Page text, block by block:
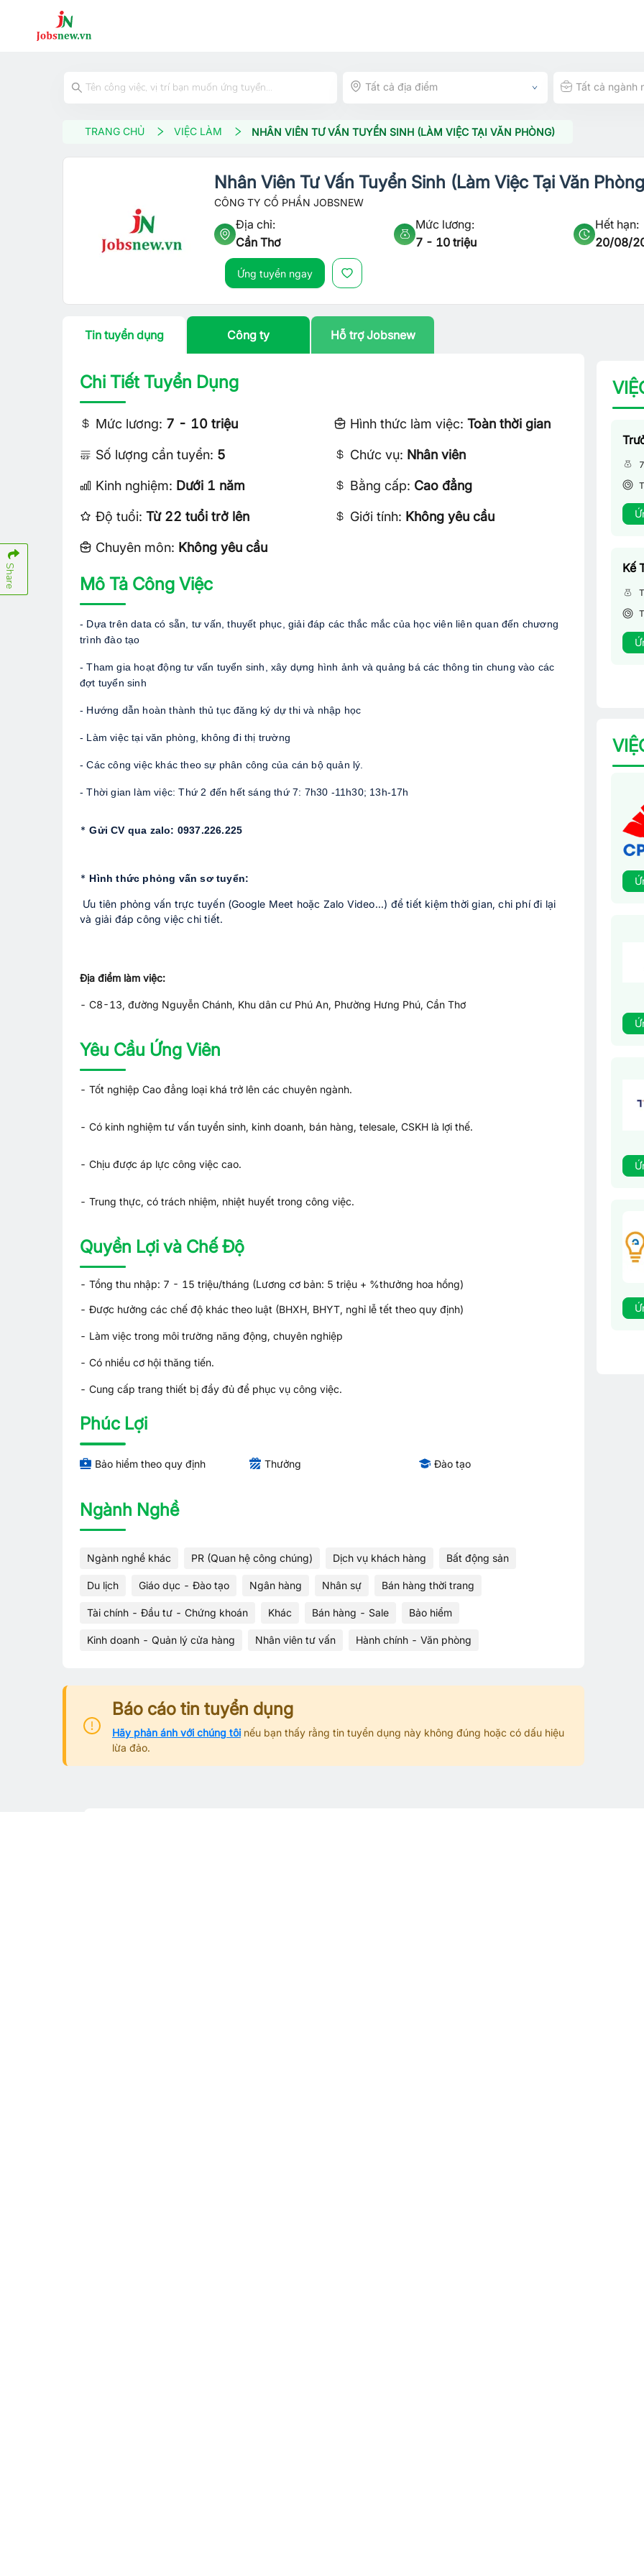
Tất cả địa điểm Tất cả ngành
TRANG CHỦ VIỆC LÀM NHÂN VIÊN TƯ VẤN TUYỂN SINH (LÀM VIỆC TẠI VĂN PHÒNG)
Nhân Viên Tư Vấn Tuyển Sinh (Làm Việc Tại Văn
CÔNG TY CỔ PHẦN JOBSNEW
Địa chỉ:
Cần Thơ
Mức lương:
7 - 10 triệu
Hết hạn:
20/08/
Ứng tuyển ngay
Tin tuyển dụng Công ty Hỗ trợ Jobsnew
Chi Tiết Tuyển Dụng
Mức lương: 7 - 10 triệu Hình thức làm việc:Toàn thời gian
Số lượng cần tuyển: 5 Chức vụ: Nhân viên
Kinh nghiệm: Dưới 1 năm Bằng cấp: Cao đẳng
Độ tuổi: Từ 22 tuổi trở lên Giới tính: Không yêu cầu
Chuyên môn: Không yêu cầu
Mô Tả Công Việc
- Dựa trên data có sẵn, tư vấn, thuyết phục, giải đáp các thắc mắc của học viên liên quan đến chương
trình đào tạo
- Tham gia hoạt động tư vấn tuyển sinh, xây dựng hình ảnh và quảng bá các thông tin chung vào các
đợt tuyển sinh
- Hướng dẫn hoàn thành thủ tục đăng ký dự thi và nhập học
- Làm việc tại văn phòng, không đi thị trường
- Các công việc khác theo sự phân công của cán bộ quản lý.
- Thời gian làm việc: Thứ 2 đến hết sáng thứ 7: 7h30 -11h30; 13h-17h
* Gửi CV qua zalo: 0937.226.225
* Hình thức phỏng vấn sơ tuyển:
và giải đáp công việc chi tiết.
Địa điểm làm việc:
- C8-13, đường Nguyễn Chánh, Khu dân cư Phú An, Phường Hưng Phú, Cần Thơ
Yêu Cầu Ứng Viên
- Tốt nghiệp Cao đẳng loại khá trở lên các chuyên ngành.
- Có kinh nghiệm tư vấn tuyển sinh, kinh doanh, bán hàng, telesale, CSKH là lợi thế.
- Chịu được áp lực công việc cao.
- Trung thực, có trách nhiệm, nhiệt huyết trong công việc.
Quyền Lợi và Chế Độ
- Tổng thu nhập: 7 - 15 triệu/tháng (Lương cơ bản: 5 triệu + %thưởng hoa hồng)
- Được hưởng các chế độ khác theo luật (BHXH, BHYT, nghỉ lễ tết theo quy định)
- Làm việc trong môi trường năng động, chuyên nghiệp
- Có nhiều cơ hội thăng tiến.
- Cung cấp trang thiết bị đầy đủ để phục vụ công việc.
Phúc Lợi
Bảo hiểm theo quy định Thưởng Đào tạo
Ngành Nghề
Ngành nghề khác PR (Quan hệ công chúng) Dịch vụ khách hàng Bất động sản
Du lịch Giáo dục - Đào tạo Ngân hàng Nhân sự Bán hàng thời trang
Tài chính - Đầu tư - Chứng khoán Khác Bán hàng - Sale Bảo hiểm
Kinh doanh - Quản lý cửa hàng Nhân viên tư vấn Hành chính - Văn phòng
Báo cáo tin tuyển dụng
Hãy phản ánh với chúng tôi nếu bạn thấy rằng tin tuyển dụng này không đúng hoặc có dấu hiệu
lừa đảo.
Kế
Share